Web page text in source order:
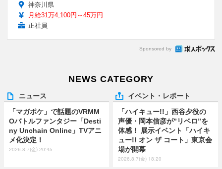
神奈川県
月給31万4,100円～45万円
正社員
Sponsored by
NEWS CATEGORY
ニュース
「マガポケ」で話題のVRMM
Oバトルファンタジー「Desti
ny Unchain Online」TVアニ
メ化決定！
2026.8.7(金) 20:45
イベント・レポート
「ハイキュー!!」西谷夕役の
声優・岡本信彦が”リベロ”を
体感！ 展示イベント「ハイキ
ュー!! オン ザ コート」東京会
場が開幕
2026.8.7(金) 18:20